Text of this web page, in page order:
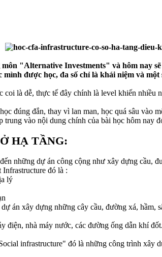
"Alternative Investments" và hôm nay
được học, đa số chỉ là khái niệm và
là dễ, thực tế đây chính là level khiến
đúng đắn, thay vì lan man, học quá sâu vào
vào nội dung chính của bài học hôm nay
HẠ TẦNG:
những dự án công cộng như xây dựng
Infrastructure đó là :
lý
án xây dựng những cây cầu, đường xá, hầm,
điện, nhà máy nước, các đường ống dẫn khí
infrastructure" đó là những công trình xây